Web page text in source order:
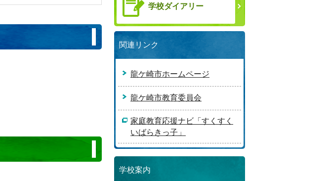
学校ダイアリー
関連リンク
龍ケ崎市ホームページ
龍ケ崎市教育委員会
家庭教育応援ナビ「すくすく
いばらきっ子」
学校案内